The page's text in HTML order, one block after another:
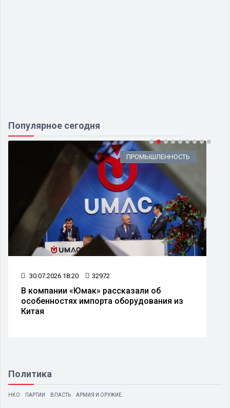
Популярное сегодня
ПРОМЫШЛЕННОСТЬ
30.07.2026 18:20 32972
В компании «Юмак» рассказали об
особенностях импорта оборудования из
Китая
Политика
НКО ПАРТИИ ВЛАСТЬ АРМИЯ И ОРУЖИЕ